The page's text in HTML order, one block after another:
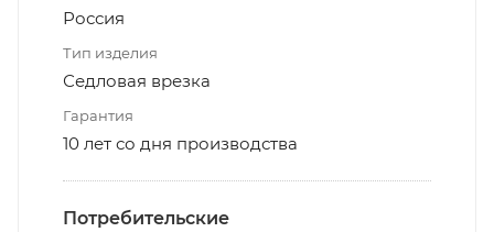
Россия
Тип изделия
Седловая врезка
Гарантия
10 лет со дня производства
Потребительские